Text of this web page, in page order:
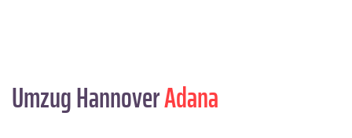
Umzug HannoverAdana